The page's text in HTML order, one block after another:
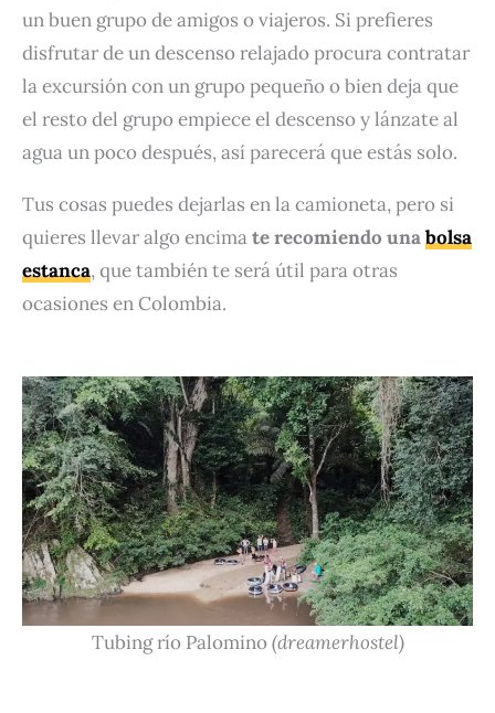
un buen grupo de amigos o viajeros. Si prefieres
disfrutar de un descenso relajado procura contratar
la excursión con un grupo pequeño o bien deja que
el resto del grupo empiece el descenso y lánzate al
agua un poco después, así parecerá que estás solo.
Tus cosas puedes dejarlas en la camioneta, pero si
quieres llevar algo encimate recomiendo unabolsa
estanca, que también te será útil para otras
ocasiones en Colombia.
Tubing río Palomino(dreamerhostel)